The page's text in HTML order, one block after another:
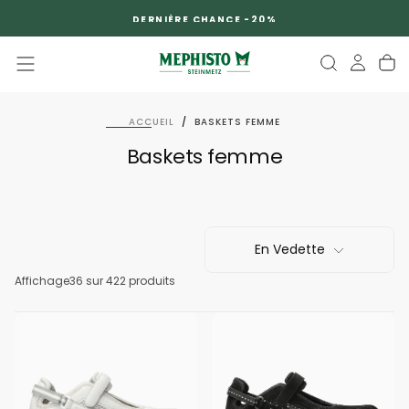
DERNIÈRE CHANCE -20%
ACCUEIL / BASKETS FEMME
Baskets femme
En Vedette
Affichage36 sur 422 produits